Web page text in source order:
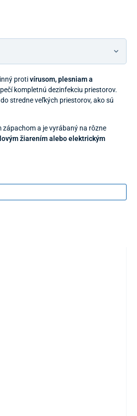
protivírusom, plesniam a
kompletnú dezinfekciu priestorov.
stredne veľkých priestorov, ako sú
a je vyrábaný na rôzne
žiarením alebo elektrickým